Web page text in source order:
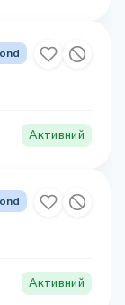
Активний
Активний